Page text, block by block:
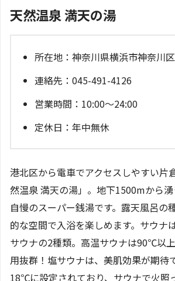
天然温泉 満天の湯
所在地：神奈川県横浜市神奈川
連絡先：045-491-4126
営業時間：10:00～24:00
定休日：年中無休
港北区から電車でアクセスしやすい片
然温泉 満天の湯」。地下1500mから
自慢のスーパー銭湯です。露天風呂の
的な空間で入浴を楽しめます。サウナ
サウナの2種類。高温サウナは90℃以
用抜群！塩サウナは、美肌効果が期待
18℃に設定されており、サウナで火照